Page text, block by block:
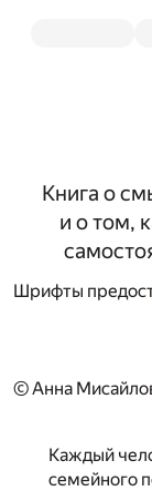
Книга о
и о том,
Шрифты
© Анна
Каждый
семейного